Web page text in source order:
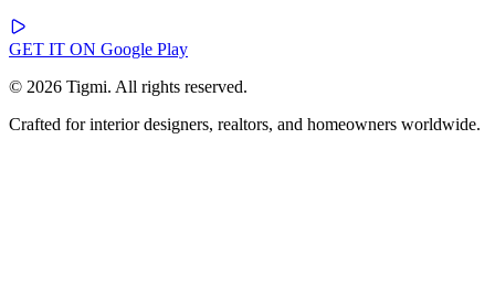
GET IT ON Google Play
© 2026 Tigmi. All rights reserved.
Crafted for interior designers, realtors, and homeowners worldwide.